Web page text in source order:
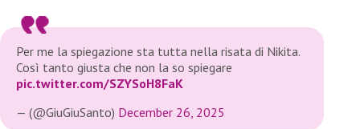
Per me la spiegazione sta tutta nella risata di Nikita.
Così tanto giusta che non la so spiegare
pic.twitter.com/SZYSoH8FaK
— (@GiuGiuSanto) December 26, 2025